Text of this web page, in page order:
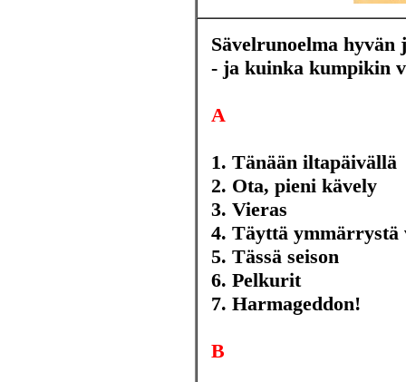
Sävelrunoelma hyvän
- ja kuinka kumpikin
A
1. Tänään iltapäivällä
2. Ota, pieni kävely
3. Vieras
4. Täyttä ymmärrystä
5. Tässä seison
6. Pelkurit
7. Harmageddon!
B